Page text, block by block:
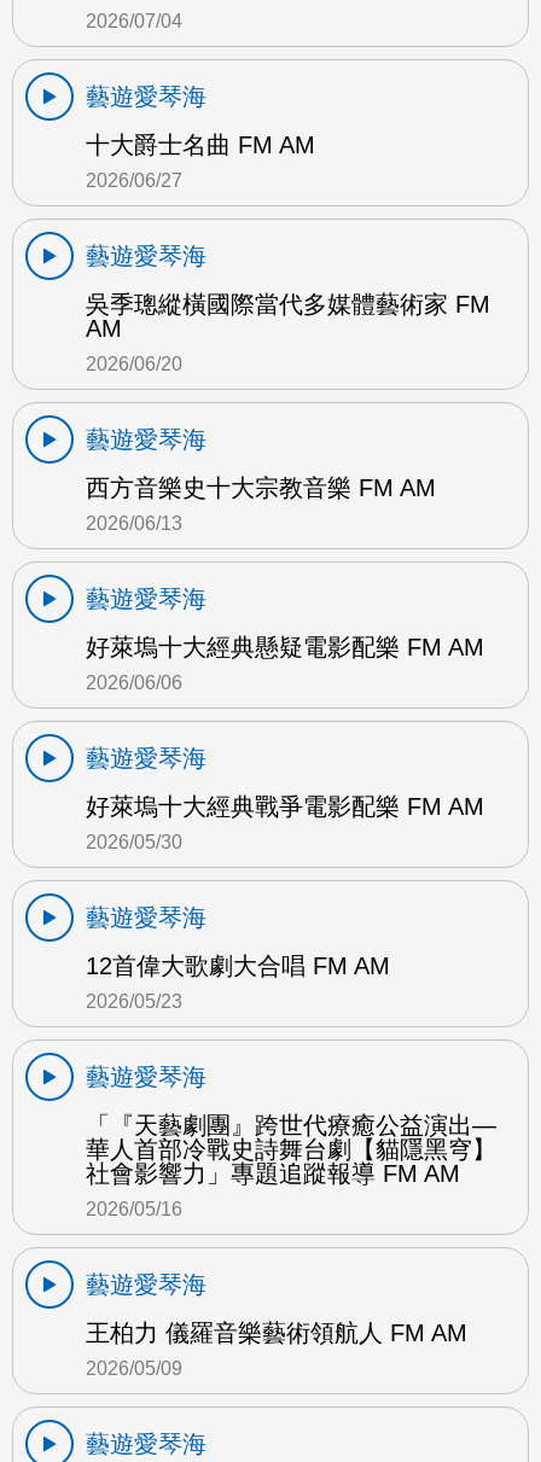
2026/07/04
藝遊愛琴海
十大爵士名曲 FM AM
2026/06/27
藝遊愛琴海
吳季璁縱橫國際當代多媒體藝術家 FM
AM
2026/06/20
藝遊愛琴海
西方音樂史十大宗教音樂 FM AM
2026/06/13
藝遊愛琴海
好萊塢十大經典懸疑電影配樂 FM AM
2026/06/06
藝遊愛琴海
好萊塢十大經典戰爭電影配樂 FM AM
2026/05/30
藝遊愛琴海
12首偉大歌劇大合唱 FM AM
2026/05/23
藝遊愛琴海
「『天藝劇團』跨世代療癒公益演出—
華人首部冷戰史詩舞台劇【貓隱黑穹】
社會影響力」專題追蹤報導 FM AM
2026/05/16
藝遊愛琴海
王柏力 儀羅音樂藝術領航人 FM AM
2026/05/09
藝遊愛琴海